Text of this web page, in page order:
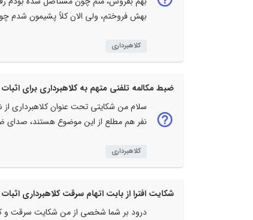
بهش فروختم، ولی الان کلاً پشیمون شدم
کلاهبرداری
ضبط مکالمه تلفنی متهم به کلاهبرداری برای
سلام من شکایتی تحت عنوان کلاهبرداری
نفر هم مطلع از این موضوع هستند،
کلاهبرداری
شکایت افترا از بابت اتهام سرقت کلاهبرداری
درود بر شما شخصی از من شکایت سرقت و